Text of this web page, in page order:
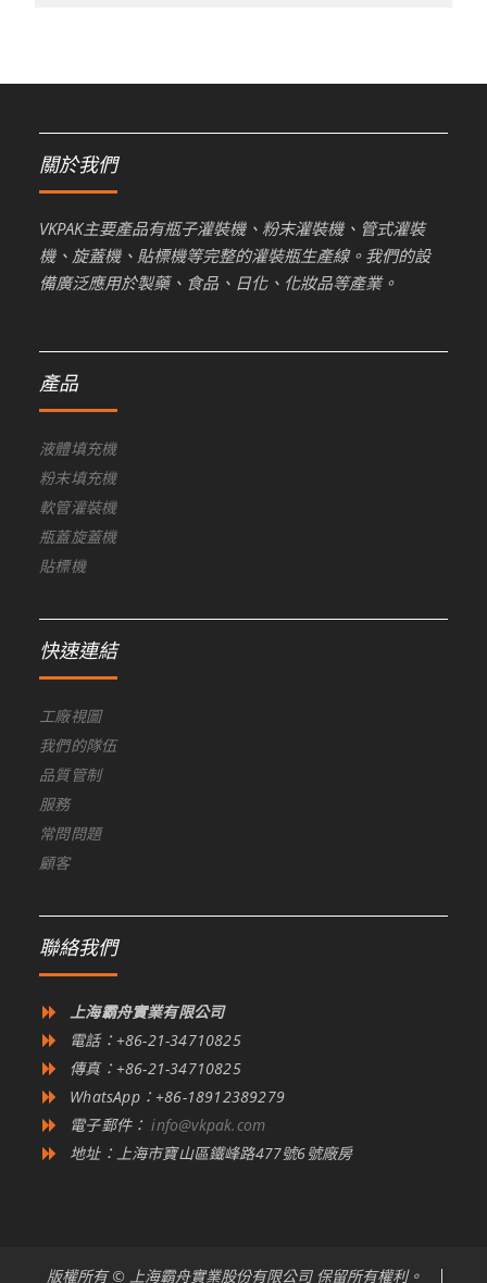
關於我們
VKPAK主要產品有瓶子灌裝機、粉末灌裝機、管式灌裝
機、旋蓋機、貼標機等完整的灌裝瓶生產線。我們的設
備廣泛應用於製藥、食品、日化、化妝品等產業。
產品
液體填充機
粉末填充機
軟管灌裝機
瓶蓋旋蓋機
貼標機
快速連結
工廠視圖
我們的隊伍
品質管制
服務
常問問題
顧客
聯絡我們
上海霸舟實業有限公司
電話：+86-21-34710825
傳真：+86-21-34710825
WhatsApp：+86-18912389279
電子郵件：info@vkpak.com
地址：上海市寶山區鐵峰路477號6號廠房
版權所有 © 上海霸舟實業股份有限公司 保留所有權利。